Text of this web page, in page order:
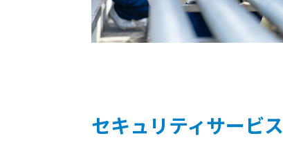
セキュリティサービス